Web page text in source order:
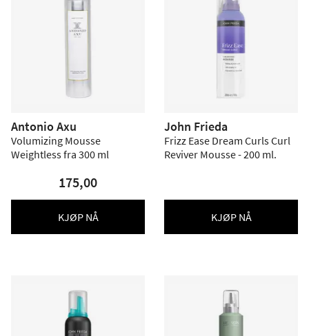
Antonio Axu
Volumizing Mousse
Weightless fra 300 ml
175,00
KJØP NÅ
John Frieda
Frizz Ease Dream Curls Curl
Reviver Mousse - 200 ml.
KJØP NÅ